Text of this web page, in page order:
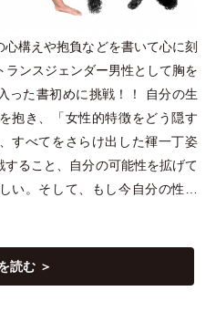
構えや抱負などを書いて心に刻
ンスジェンダー男性として胸を
った書初めに挑戦！！ 自分の生
抱き、
「女性的特徴をどう隠す
すべてをさらけ出した褌一丁姿
ること、自分の可能性を拡げて
い。そして、もし今自分の性…
読む ＞